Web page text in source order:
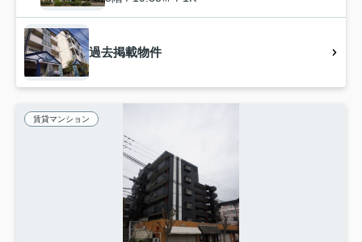
過去掲載物件
賃貸マンション